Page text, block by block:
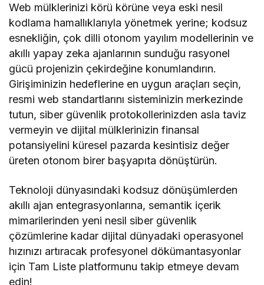
Web mülklerinizi körü körüne veya eski nesil
kodlama hamallıklarıyla yönetmek yerine; kodsuz
esnekliğin, çok dilli otonom yayılım modellerinin ve
akıllı yapay zeka ajanlarının sunduğu rasyonel
gücü projenizin çekirdeğine konumlandırın.
Girişiminizin hedeflerine en uygun araçları seçin,
resmi web standartlarını sisteminizin merkezinde
tutun, siber güvenlik protokollerinizden asla taviz
vermeyin ve dijital mülklerinizin finansal
potansiyelini küresel pazarda kesintisiz değer
üreten otonom birer başyapıta dönüştürün.
Teknoloji dünyasındaki kodsuz dönüşümlerden
akıllı ajan entegrasyonlarına, semantik içerik
mimarilerinden yeni nesil siber güvenlik
çözümlerine kadar dijital dünyadaki operasyonel
hızınızı artıracak profesyonel dökümantasyonlar
için Tam Liste platformunu takip etmeye devam
edin!